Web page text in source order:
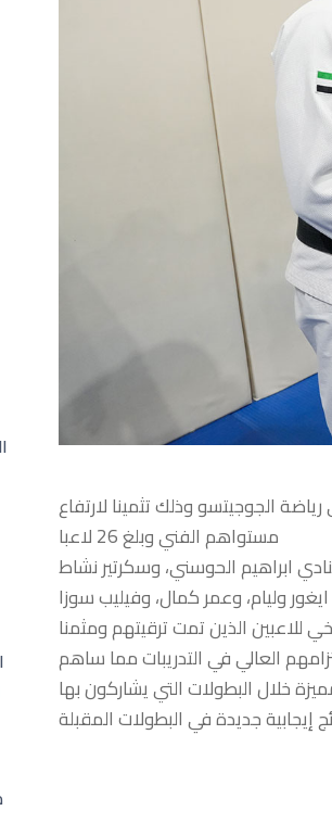
الجوجيتسو وذلك تثمينا لارتفاع
مستواهم الفني وبلغ 26 لاعبا
ابراهيم الحوسني، وسكرتير نشاط
للاعبين الذين تمت ترقيتهم ومثمنا
العالي في التدريبات مما ساهم